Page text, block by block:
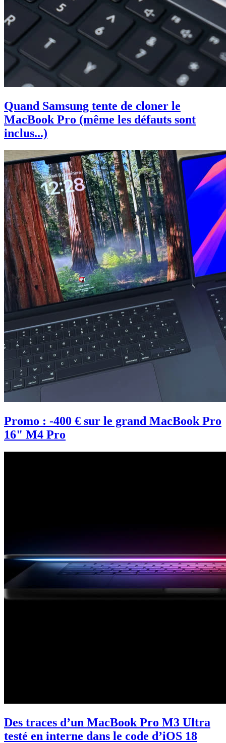
Quand Samsung tente de cloner le
MacBook Pro (même les défauts sont
inclus...)
Promo : -400 € sur le grand MacBook Pro
16" M4 Pro
Des traces d’un MacBook Pro M3 Ultra
testé en interne dans le code d’iOS 18